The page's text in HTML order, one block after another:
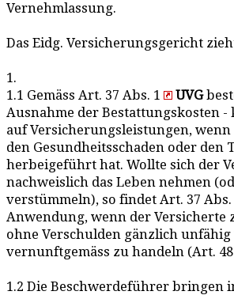
Vernehmlassung.
Das Eidg. Versicherungsgericht
1.
1.1 Gemäss Art. 37 Abs. 1
UVG
Ausnahme der Bestattungskosten
auf Versicherungsleistungen, wenn
den Gesundheitsschaden oder den
herbeigeführt hat. Wollte sich der
nachweislich das Leben nehmen
verstümmeln), so findet Art. 37 Abs.
Anwendung, wenn der Versicherte
ohne Verschulden gänzlich unfähig
vernunftgemäss zu handeln (Art. 48
1.2 Die Beschwerdeführer bringen